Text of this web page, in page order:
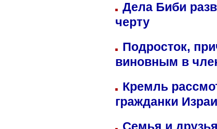
Дела Биби
черту
Подросток,
виновным в
Кремль
гражданки